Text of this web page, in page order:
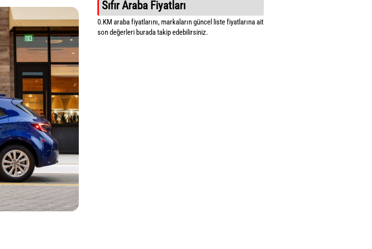
Sıfır Araba Fiyatları
0.KM araba fiyatlarını, markaların güncel liste fiyatlarına ait
son değerleri burada takip edebilirsiniz.